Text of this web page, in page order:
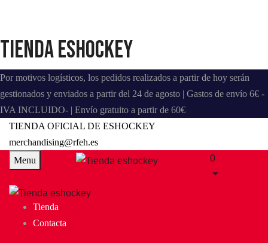
Tienda eshockey
Por motivos logísticos, los pedidos realizados a partir de hoy serán
gestionados y enviados a partir del 24 de agosto | Gastos de envío 6€ -
IVA INCLUIDO- | Envío gratuito a partir de 60€
TIENDA OFICIAL DE ESHOCKEY
merchandising@rfeh.es
Menu
0
Tienda
Contacta